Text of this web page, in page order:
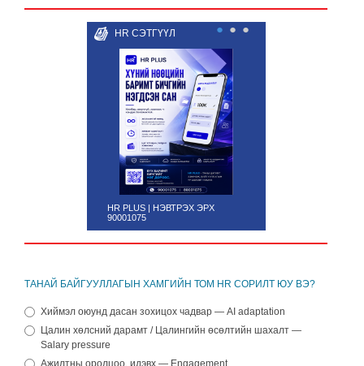
HR СЭТГҮҮЛ
HR PLUS | НЭВТРЭХ ЭРХ
90001075
● ● ●
ТАНАЙ БАЙГУУЛЛАГЫН ХАМГИЙН ТОМ HR СОРИЛТ ЮУ ВЭ?
Хиймэл оюунд дасан зохицох чадвар — AI adaptation
Цалин хөлсний дарамт / Цалингийн өсөлтийн шахалт —
Salary pressure
Ажилтны оролцоо, идэвх — Engagement